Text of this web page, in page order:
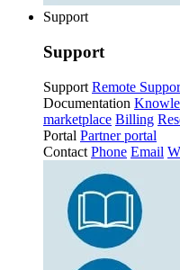
Support
Support
Support Remote
Documentation
marketplace Billing
Portal Partner portal
Contact Phone Email